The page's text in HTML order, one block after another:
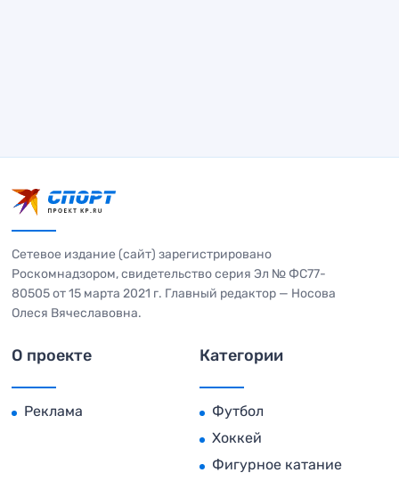
Сетевое издание (сайт) зарегистрировано
Роскомнадзором, свидетельство серия Эл № ФС77-
80505 от 15 марта 2021 г. Главный редактор — Носова
Олеся Вячеславовна.
О проекте
Реклама
Категории
Футбол
Хоккей
Фигурное катание